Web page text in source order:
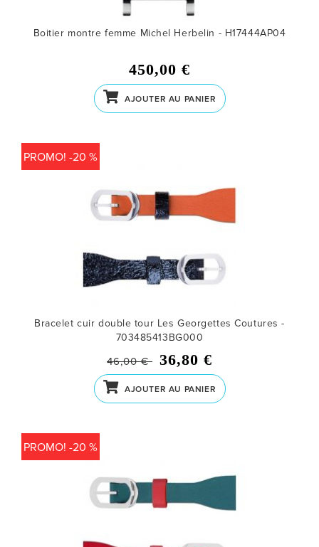
Boitier montre femme Michel Herbelin - H17444AP04
450,00 €
AJOUTER AU PANIER
PROMO! -20 %
Bracelet cuir double tour Les Georgettes Coutures -
703485413BG000
46,00 € 36,80 €
AJOUTER AU PANIER
PROMO! -20 %